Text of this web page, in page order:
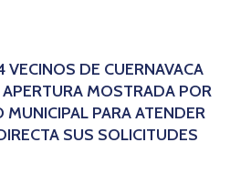
DE CUERNAVACA
MOSTRADA POR
MUNICIPAL PARA ATENDER
SUS SOLICITUDES